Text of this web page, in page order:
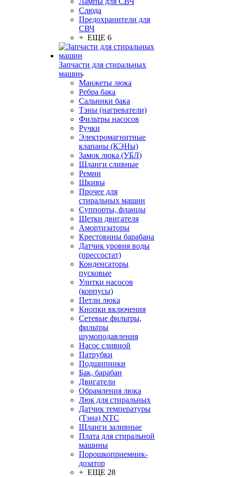
Слюда
Предохранители для
СВЧ
+ ЕЩЕ 6
Запчасти для стиральных
машин
Манжеты люка
Ребра бака
Сальники бака
Тэны (нагреватели)
Фильтры насосов
Ручки
Электромагнитные
клапаны (КЭНы)
Замок люка (УБЛ)
Шланги сливные
Ремни
Шкивы
Прочее для
стиральных машин
Суппорты, фланцы
Щетки двигателя
Амортизаторы
Крестовины барабана
Датчик уровня воды
(прессостат)
Конденсаторы
пусковые
Улитки насосов
(корпусы)
Петли люка
Кнопки включения
Сетевые фильтры,
фильтры
шумоподавления
Насос сливной
Патрубки
Подшипники
Бак, барабан
Двигатели
Обрамления люка
Люк для стиральных
Датчик температуры
(Тэна) NTC
Шланги заливные
Плата для стиральной
машины
Порошкоприемник-
дозатор
+ ЕЩЕ 28